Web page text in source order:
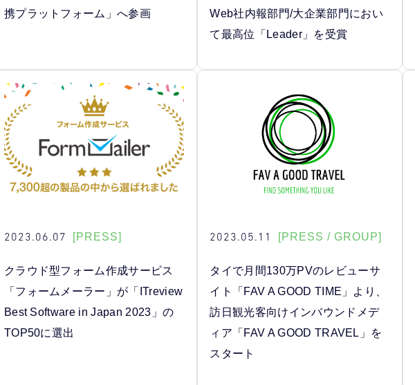
携プラットフォーム」へ参画
Web社内報部門/大企業部門におい
て最高位「Leader」を受賞
2023.06.07 [PRESS]
クラウド型フォーム作成サービス
「フォームメーラー」が「ITreview
Best Software in Japan 2023」の
TOP50に選出
2023.05.11 [PRESS / GROUP]
タイで月間130万PVのレビューサ
イト「FAV A GOOD TIME」より、
訪日観光客向けインバウンドメデ
ィア「FAV A GOOD TRAVEL」を
スタート